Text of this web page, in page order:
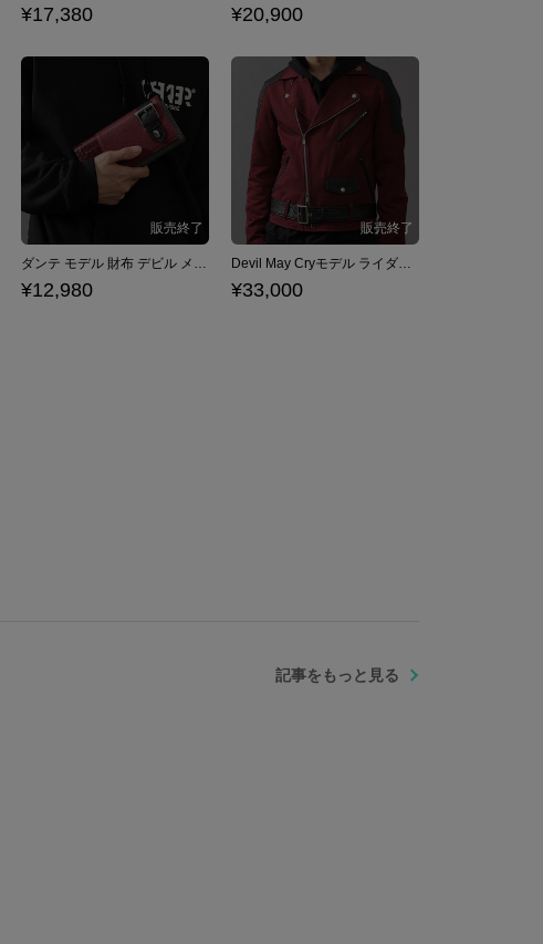
¥17,380 ¥20,900
ダンテ モデル 財布 デビル メイ クライ シリーズ Devil May Cry
¥12,980
Devil May Cryモデル ライダースジャケット デビル メイ クライ シリーズ
¥33,000
記事をもっと見る